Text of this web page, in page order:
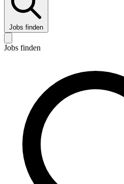
Jobs finden
Jobs finden